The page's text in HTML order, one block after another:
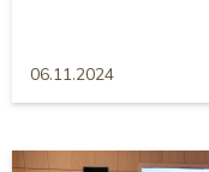
06.11.2024